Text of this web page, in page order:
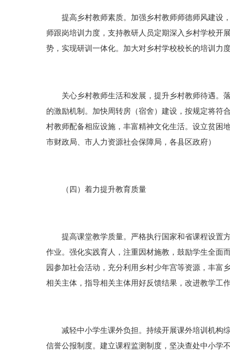
提高乡村教师素质。加强乡村教师师德师风建设，
师跟岗培训力度，支持教研人员定期深入乡村学校开
势，实现研训一体化。加大对乡村学校校长的培训力
关心乡村教师生活和发展，提升乡村教师待遇。落
的激励机制。加快周转房（宿舍）建设，按规定将符
村教师配备相应设施，丰富精神文化生活。设立贫困
市财政局、市人力资源社会保障局，各县区政府）
（四）着力提升教育质量
提高课堂教学质量。严格执行国家和省课程设置方
作业。强化实践育人，注重因材施教，鼓励学生全面
园参加社会活动，充分利用乡村少年宫等资源，丰富
相关主体，指导相关主体用好反馈结果，改进教学工
减轻中小学生课外负担。持续开展课外培训机构综
信誉公报制度。建立课程监测制度，坚决查处中小学